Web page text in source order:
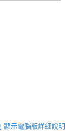
顯示電腦版詳細說明